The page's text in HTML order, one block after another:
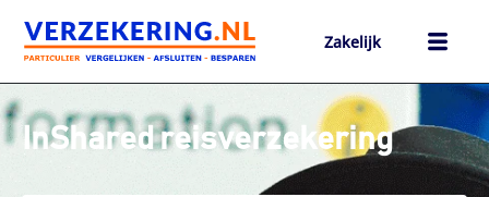
naar
inhoud
Zakelijk
InShared reisverzekering